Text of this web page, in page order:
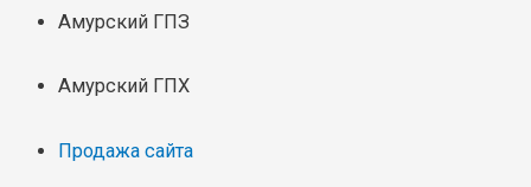
Амурский ГПЗ
Амурский ГПХ
Продажа сайта